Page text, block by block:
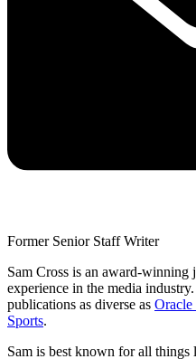
Former Senior Staff Writer
Sam Cross is an award-
experience in the media
publications as diverse as Oracle
Sports.
Sam is best known for all